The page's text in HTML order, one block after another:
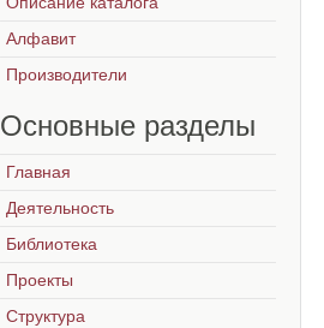
Алфавит
Производители
Основные разделы
Главная
Деятельность
Библиотека
Проекты
Структура